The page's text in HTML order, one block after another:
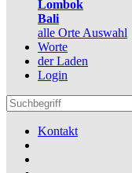
Lombok
Bali
alle Orte Auswahl
Worte
der Laden
Login
Kontakt